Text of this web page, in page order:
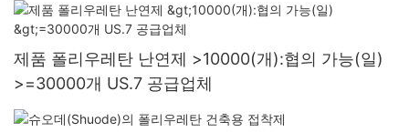
제품 폴리우레탄 난연제 >10000(개):협의 가능(일)
>=30000개 US.7 공급업체